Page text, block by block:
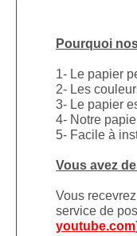
Pourquoi
1- Le papier
2- Les
3- Le papier
4- Notre
5- Facile à
Vous avez
Vous
service de
youtube.com